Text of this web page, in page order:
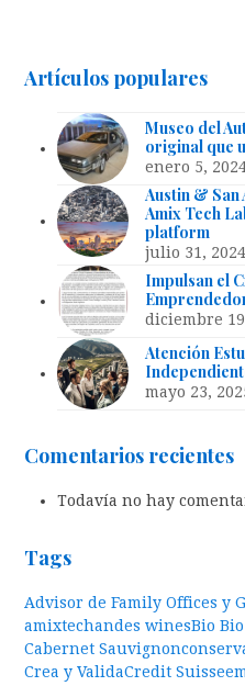
Artículos populares
Museo del
original que
enero 5,
Austin &
Amix Tech
platform
julio 31, 2024
Impulsan el
diciembre
Atención
mayo 23,
Comentarios recientes
Todavía no hay
Tags
Advisor de Family Offices y
amixtechandes winesBio
Cabernet Sauvignon
Crea y ValidaCredit Suisse